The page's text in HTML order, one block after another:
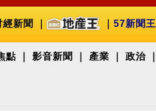
經新聞 57新聞王
點 影音新聞 產業 政治